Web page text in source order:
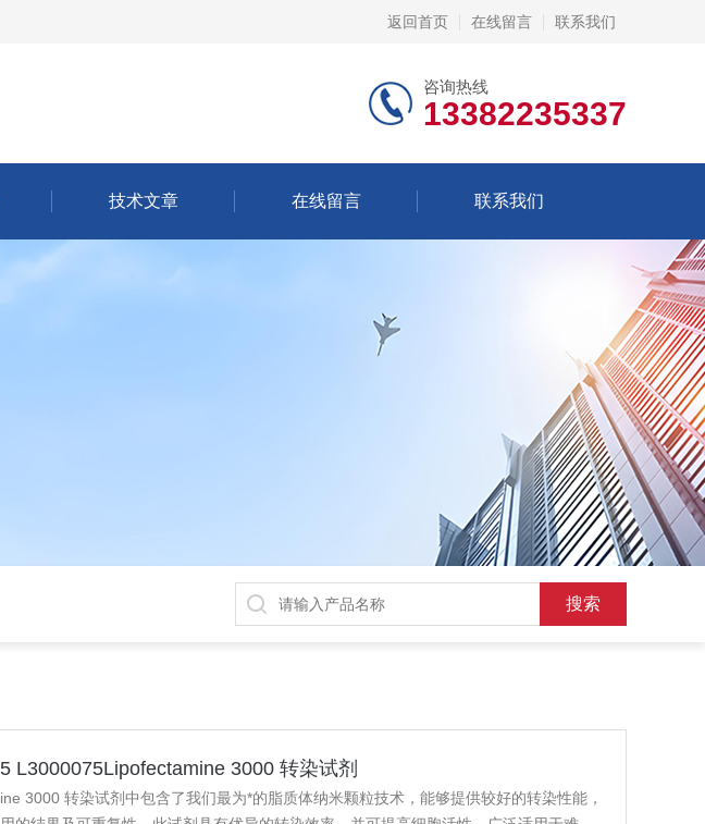
返回首页 在线留言 联系我们
咨询热线
13382235337
技术文章 在线留言 联系我们
L3000075Lipofectamine 3000 转染试剂
3000 转染试剂中包含了我们最为*的脂质体纳米颗粒技术，能够提供较好的转染性能，